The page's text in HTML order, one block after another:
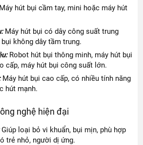
hút bụi cầm tay, mini hoặc máy hút
Máy hút bụi có dây công suất trung
không dây tầm trung.
Robot hút bụi thông minh, máy hút bụi
cấp, máy hút bụi công suất lớn.
Máy hút bụi cao cấp, có nhiều tính năng
hút mạnh.
nghệ hiện đại
Giúp loại bỏ vi khuẩn, bụi mịn, phù hợp
trẻ nhỏ, người dị ứng.